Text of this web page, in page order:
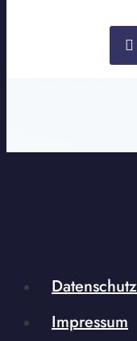
Datenschutz
Impressum